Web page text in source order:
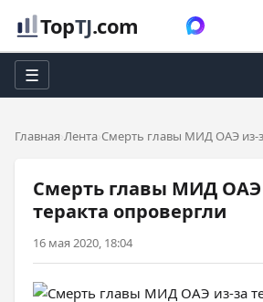
TopTJ.com
☰
Главная Лента Смерть главы МИД ОАЭ из-
Смерть главы МИД ОАЭ
теракта опровергли
16 мая 2020, 18:04